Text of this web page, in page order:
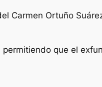
Carmen Ortuño
que el